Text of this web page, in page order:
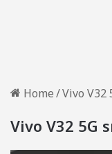
Home/Vivo V32
Vivo V32 5G